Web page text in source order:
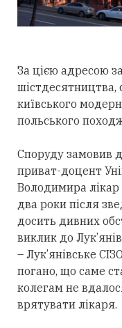
За цією адресою
шістдесятництва,
київського
польського
Споруду замовив
приват-доцент
Володимира лікар
два роки після
досить дивних
виклик до
– Лук’янівське
погано, що саме
колегам не
врятувати лікаря.